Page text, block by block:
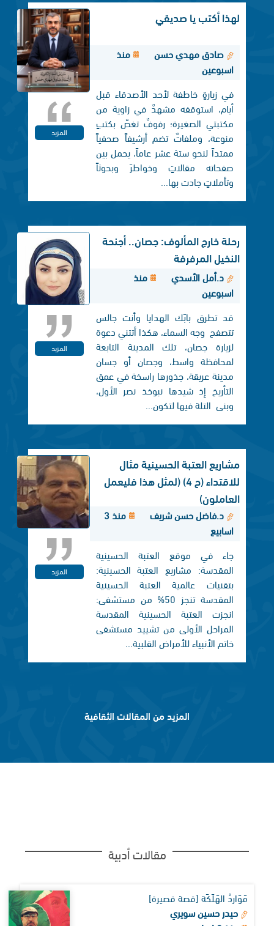
لهذا أكتب يا صديقي
صادق مهدي حسن
منذ
اسبوعين
في زيارةٍ خاطفة لأحد الأصدقاء قبل
أيام، استوقفه مشهدٌ في زاوية من
مكتبتي الصغيرة؛ رفوفٌ تغصّ بكتبٍ
منوعة، وملفاتٌ تضم أرشيفاً صحفياً
ممتداً لنحو ستة عشر عاماً، يحمل بين
صفحاته مقالاتٍ وخواطرَ وبحوثاً
وتأملاتٍ جادت بها...
المزيد
رحلة خارج المألوف: جصان.. أجنحة
النخيل المرفرفة
د.أمل الأسدي
منذ
اسبوعين
قد تطرق بابَك الهدايا وأنت جالس
تتصفح وجه السماء، هكذا أتتني دعوة
لزيارة جصان، تلك المدينة التابعة
لمحافظة واسط، وجصان أو جسان
مدينة عريقة، جذورها راسخة في عمق
التأريخ إذ شيدها نبوخذ نصر الأول،
وبنی التلة فيها لتكون...
المزيد
مشاريع العتبة الحسينية مثال
للاقتداء (ح 4) (لمثل هذا فليعمل
العاملون)
د.فاضل حسن شريف
منذ 3
اسابيع
جاء في موقع العتبة الحسينية
المقدسة: مشاريع العتبة الحسينية:
بتقنيات عالمية العتبة الحسينية
المقدسة تنجز 50% من مستشفى:
انجزت العتبة الحسينية المقدسة
المراحل الأولى من تشييد مستشفى
خاتم الأنبياء للأمراض القلبية...
المزيد
المزيد من المقالات الثقافية
مقالات أدبية
مَوَاردُ الهَلَكَة [قصة قصيرة]
حيدر حسين سويري